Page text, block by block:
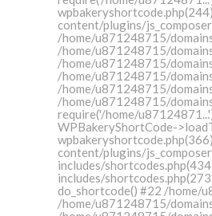
content/plugins/
/home/u871248715/
/home/u871248715/
/home/u871248715/
/home/u871248715/
/home/u871248715/
/home/u871248715/
require('/home/
WPBakeryShortCode-
content/plugins/
includes/
includes/
do_shortcode() #22 /home/
/home/u871248715/